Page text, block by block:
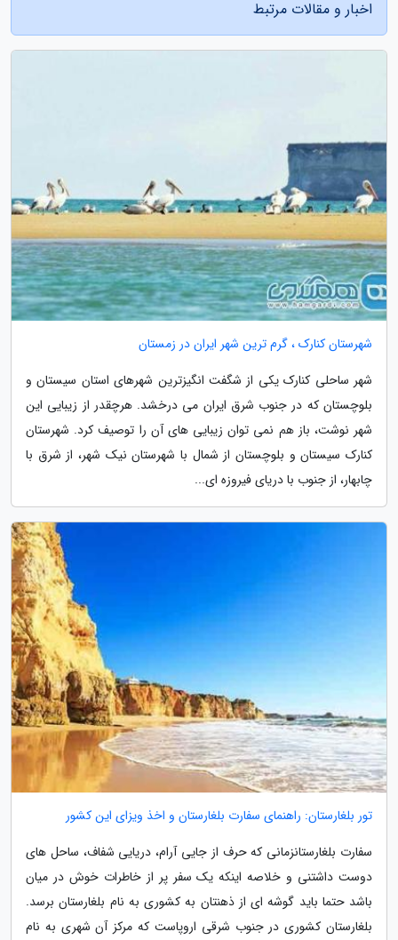
اخبار و مقالات مرتبط
شهرستان کنارک ، گرم ترین شهر ایران در زمستان
شهر ساحلی کنارک یکی از شگفت انگیزترین شهرهای استان سیستان و
بلوچستان که در جنوب شرق ایران می درخشد. هرچقدر از زیبایی این
شهر نوشت، باز هم نمی توان زیبایی های آن را توصیف کرد. شهرستان
کنارک سیستان و بلوچستان از شمال با شهرستان نیک شهر، از شرق با
چابهار، از جنوب با دریای فیروزه ای...
تور بلغارستان: راهنمای سفارت بلغارستان و اخذ ویزای این کشور
سفارت بلغارستانزمانی که حرف از جایی آرام، دریایی شفاف، ساحل های
دوست داشتنی و خلاصه اینکه یک سفر پر از خاطرات خوش در میان
باشد حتما باید گوشه ای از ذهنتان به کشوری به نام بلغارستان برسد.
بلغارستان کشوری در جنوب شرقی اروپاست که مرکز آن شهری به نام